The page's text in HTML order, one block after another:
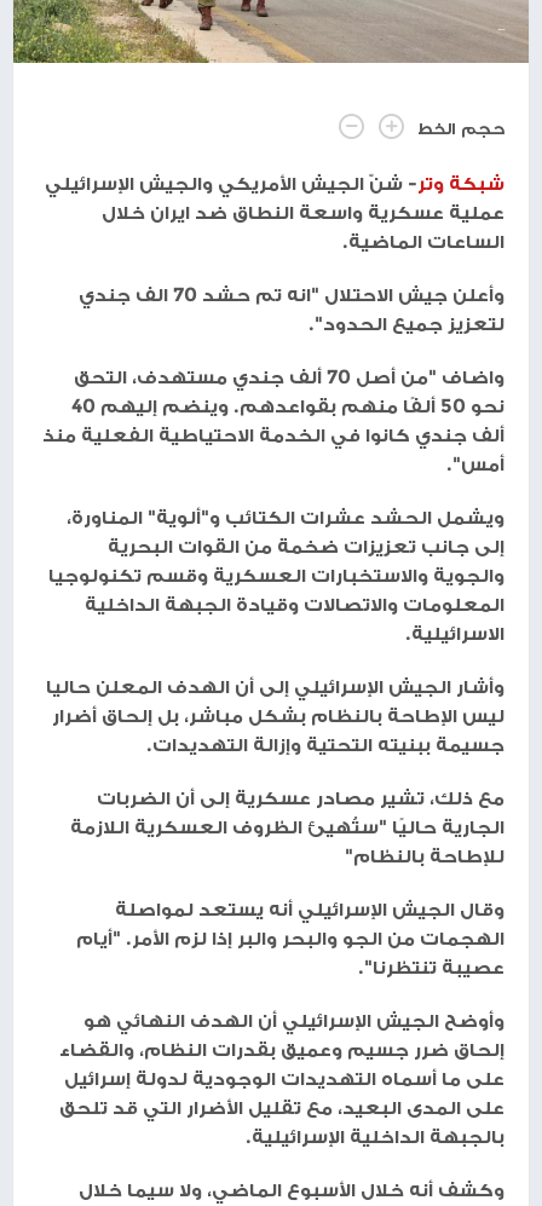
حجم الخط
شبكة وتر- شنّ الجيش الأمريكي والجيش الإسرائيلي
عملية عسكرية واسعة النطاق ضد ايران خلال
الساعات الماضية.
وأعلن جيش الاحتلال "انه تم حشد 70 الف جندي
لتعزيز جميع الحدود".
واضاف "من أصل 70 ألف جندي مستهدف، التحق
نحو 50 ألفًا منهم بقواعدهم. وينضم إليهم 40
ألف جندي كانوا في الخدمة الاحتياطية الفعلية منذ
أمس".
ويشمل الحشد عشرات الكتائب و"ألوية" المناورة،
إلى جانب تعزيزات ضخمة من القوات البحرية
والجوية والاستخبارات العسكرية وقسم تكنولوجيا
المعلومات والاتصالات وقيادة الجبهة الداخلية
الاسرائيلية.
وأشار الجيش الإسرائيلي إلى أن الهدف المعلن حاليا
ليس الإطاحة بالنظام بشكل مباشر، بل إلحاق أضرار
جسيمة ببنيته التحتية وإزالة التهديدات.
مع ذلك، تشير مصادر عسكرية إلى أن الضربات
الجارية حاليًا "ستُهيئ الظروف العسكرية اللازمة
للإطاحة بالنظام"
وقال الجيش الإسرائيلي أنه يستعد لمواصلة
الهجمات من الجو والبحر والبر إذا لزم الأمر. "أيام
عصيبة تنتظرنا".
وأوضح الجيش الإسرائيلي أن الهدف النهائي هو
إلحاق ضرر جسيم وعميق بقدرات النظام، والقضاء
على ما أسماه التهديدات الوجودية لدولة إسرائيل
على المدى البعيد، مع تقليل الأضرار التي قد تلحق
بالجبهة الداخلية الإسرائيلية.
وكشف أنه خلال الأسبوع الماضي، ولا سيما خلال